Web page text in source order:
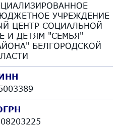
УЧРЕЖДЕНИЕ
ЦЕНТР СОЦИАЛЬНОЙ
И ДЕТЯМ "СЕМЬЯ"
БЕЛГОРОДСКОЙ